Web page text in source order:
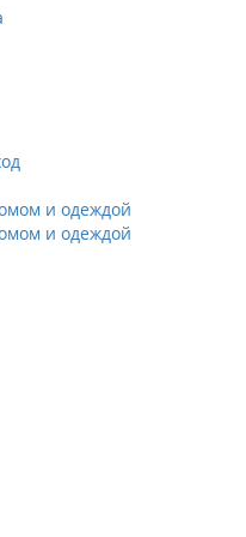
и одеждой
и одеждой